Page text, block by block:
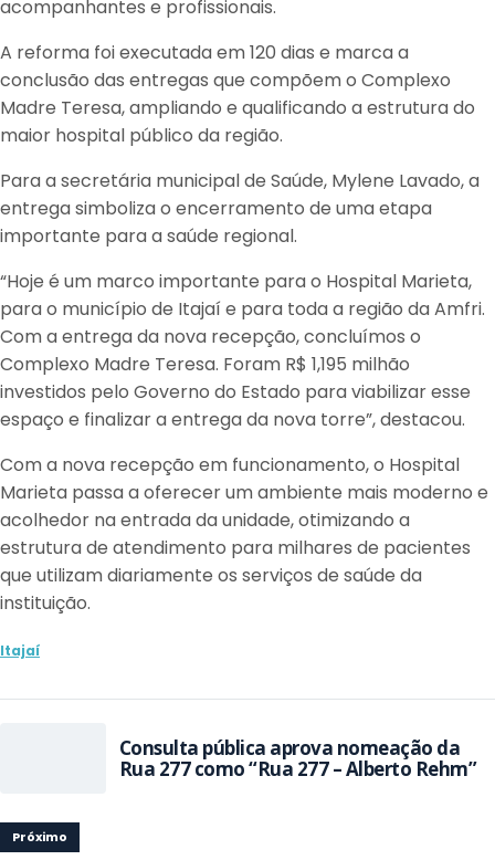
acompanhantes e profissionais.
A reforma foi executada em 120 dias e marca a
conclusão das entregas que compõem o Complexo
Madre Teresa, ampliando e qualificando a estrutura do
maior hospital público da região.
Para a secretária municipal de Saúde, Mylene Lavado, a
entrega simboliza o encerramento de uma etapa
importante para a saúde regional.
“Hoje é um marco importante para o Hospital Marieta,
para o município de Itajaí e para toda a região da Amfri.
Com a entrega da nova recepção, concluímos o
Complexo Madre Teresa. Foram R$ 1,195 milhão
investidos pelo Governo do Estado para viabilizar esse
espaço e finalizar a entrega da nova torre”, destacou.
Com a nova recepção em funcionamento, o Hospital
Marieta passa a oferecer um ambiente mais moderno e
acolhedor na entrada da unidade, otimizando a
estrutura de atendimento para milhares de pacientes
que utilizam diariamente os serviços de saúde da
instituição.
Itajaí
Consulta pública aprova nomeação da
Rua 277 como “Rua 277 – Alberto Rehm”
Próximo